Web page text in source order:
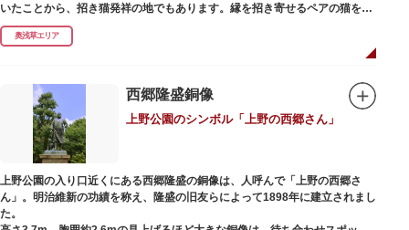
いたことから、招き猫発祥の地でもあります。縁を招き寄せるペアの猫をモ
チーフにした絵馬や御朱印帳も人気です。
1063（康平6）年、時の奥羽鎮守府源頼朝・義家父子が祈願し鎌倉の鶴ヶ丘
末に活躍した新選組沖田総司の終焉の地の碑も佇んでいます。また、浅草名
所七福神の福禄寿が祀られており、七福神詣りの参拝客でも賑わうスポット
奥浅草エリア
西郷隆盛銅像
上野公園のシンボル「上野の西郷さん」
上野公園の入り口近くにある西郷隆盛の銅像は、人呼んで「上野の西郷さ
ん」。明治維新の功績を称え、隆盛の旧友らによって1898年に建立されまし
た。